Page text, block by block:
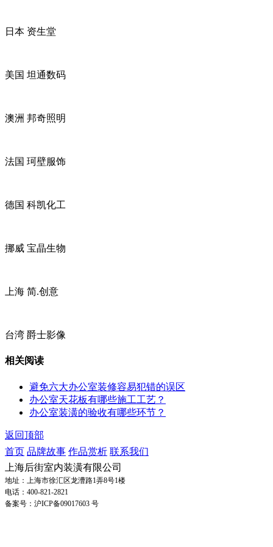
日本 资生堂
美国 坦通数码
澳洲 邦奇照明
法国 珂壁服饰
德国 科凯化工
挪威 宝晶生物
上海 简.创意
台湾 爵士影像
相关阅读
避免六大办公室装修容易犯错的误区
办公室天花板有哪些施工工艺？
办公室装潢的验收有哪些环节？
返回顶部
首页 品牌故事 作品赏析 联系我们
上海后街室内装潢有限公司
地址：上海市徐汇区龙漕路1弄8号1楼
电话：400-821-2821
备案号：沪ICP备09017603 号